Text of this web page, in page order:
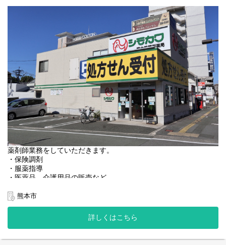
2) 就業場所の変更の範囲
正社員は全店。ただし、双方の合意のもと決定する。
薬剤師業務をしていただきます。
・保険調剤
・服薬指導
・医薬品、介護用品の販売など
＜店舗情報＞
◆処方箋枚数 50~80枚／日
◆科目 総合（9割が熊本大学病院の処方になります）
◆薬剤師：正社員5名、パート1名（管理薬剤師：40代の女性で
す。）
◆事務：正社員2名、パート1名
熊本市
詳しくはこちら